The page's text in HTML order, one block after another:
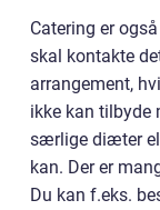
Catering er
skal kontakte
arrangement,
ikke kan tilbyde
særlige diæter
kan. Der er
Du kan f.eks.